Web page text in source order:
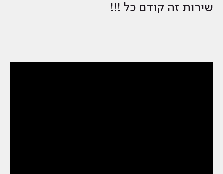
שירות זה קודם כל !!!